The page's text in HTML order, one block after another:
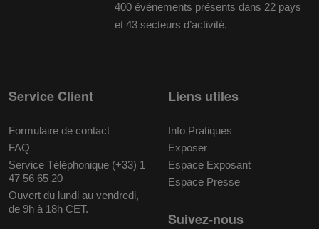
400 événements présents dans 22 pays
et 43 secteurs d’activité.
Service Client
Formulaire de contact
FAQ
Service Téléphonique (+33) 1
47 56 65 20
Ouvert du lundi au vendredi,
de 9h à 18h CET.
Liens utiles
Info Pratiques
Exposer
Espace Exposant
Espace Presse
Suivez-nous